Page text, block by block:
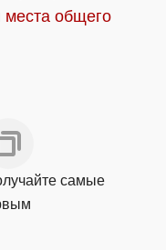
места общего
самые